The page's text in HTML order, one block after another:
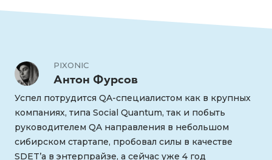
PIXONIC
Антон Фурсов
Успел потрудится QA-специалистом как в крупных
компаниях, типа Social Quantum, так и побыть
руководителем QA направления в небольшом
сибирском стартапе, пробовал силы в качестве
SDET’а в энтерпрайзе, а сейчас уже 4 год